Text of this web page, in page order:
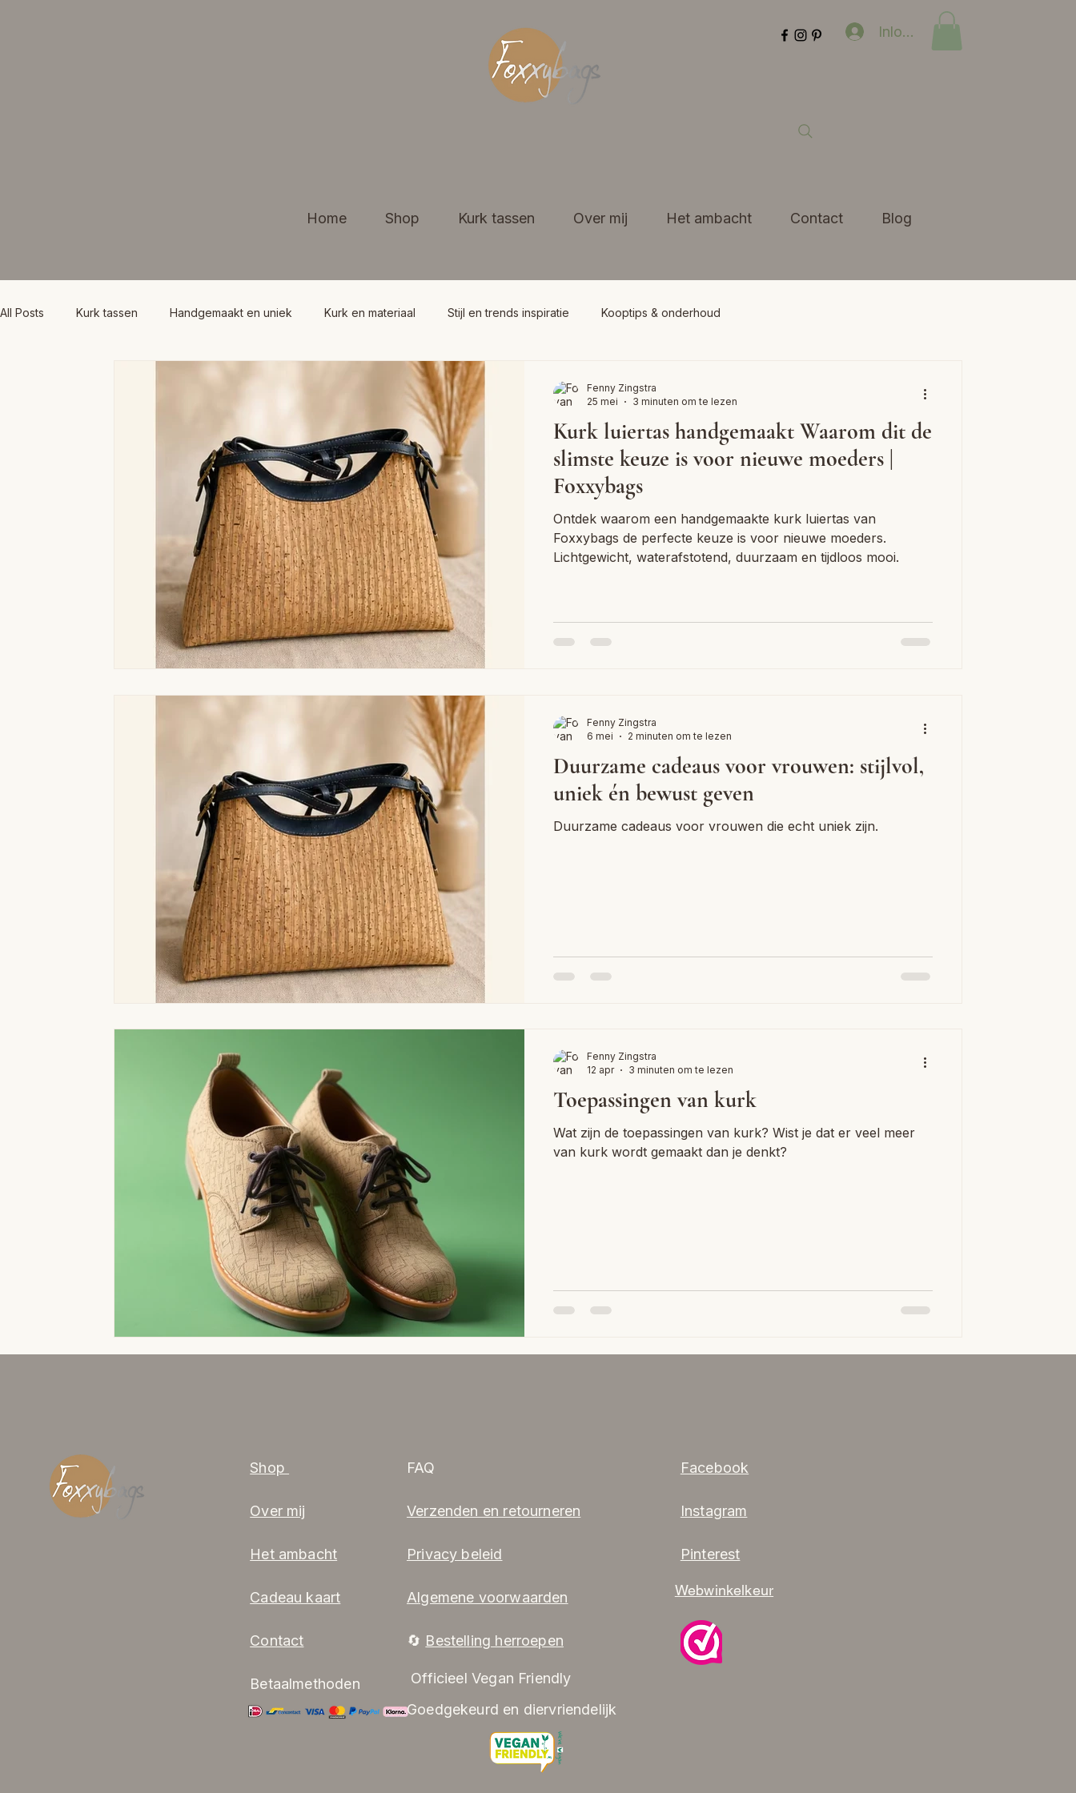
Inloggen
Home Shop Kurk tassen Over mij Het ambacht Contact Blog
All Posts Kurk tassen Handgemaakt en uniek Kurk en materiaal Stijl en trends inspiratie Kooptips & onderhoud
Kurk luiertas handgemaakt Waarom dit de
slimste keuze is voor nieuwe moeders |
Foxxybags
Ontdek waarom een handgemaakte kurk luiertas van
Foxxybags de perfecte keuze is voor nieuwe moeders.
Lichtgewicht, waterafstotend, duurzaam en tijdloos mooi.
Fenny Zingstra
25 mei
3 minuten om te lezen
Duurzame cadeaus voor vrouwen: stijlvol,
uniek én bewust geven
Duurzame cadeaus voor vrouwen die echt uniek zijn.
Fenny Zingstra
6 mei
2 minuten om te lezen
Toepassingen van kurk
Wat zijn de toepassingen van kurk? Wist je dat er veel meer
van kurk wordt gemaakt dan je denkt?
Fenny Zingstra
12 apr
3 minuten om te lezen
Shop
Over mij
Het ambacht
Cadeau kaart
Contact
Betaalmethoden
FAQ
Verzenden en retourneren
Privacy beleid
Algemene voorwaarden
🔄 Bestelling herroepen
Officieel Vegan Friendly
Goedgekeurd en diervriendelijk
Facebook
Instagram
Pinterest
Webwinkelkeur